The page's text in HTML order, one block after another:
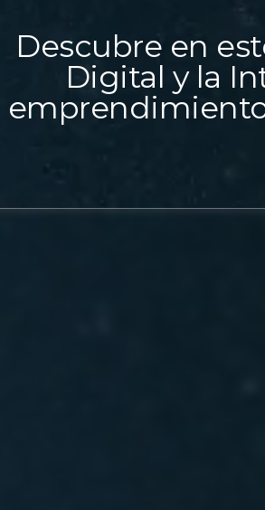
Descubre en
Digital y la